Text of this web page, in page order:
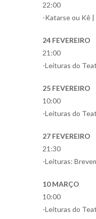
22:00
-Katarse ou Kê
24 FEVEREIRO
21:00
-Leituras do
25 FEVEREIRO
10:00
-Leituras do
27 FEVEREIRO
21:30
-Leituras:
10 MARÇO
10:00
-Leituras do